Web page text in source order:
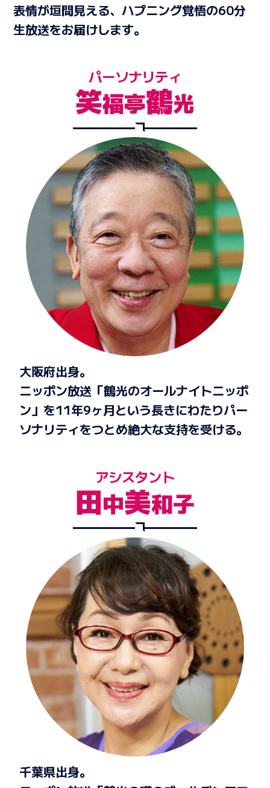
表情が垣間見える、 ハプニング覚悟の60分
生放送をお届けします。
パーソナリティ
笑福亭鶴光
大阪府出身。
ニッポン放送「鶴光のオールナイトニッポ
ン」を11年9ヶ月という長きにわたりパー
ソナリティをつとめ絶大な支持を受ける。
アシスタント
田中美和子
千葉県出身。